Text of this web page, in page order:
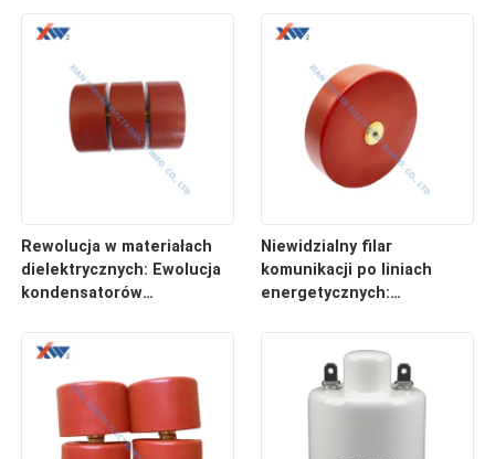
klamkach drzwi
Zastosowań Specjalnych
Rewolucja w materiałach
dielektrycznych: Ewolucja
kondensatorów
podstawowej izolacji do
inteligentnej reakcji
Niewidzialny filar
komunikacji po liniach
energetycznych:
sprzęgania wysokiego
napięcia